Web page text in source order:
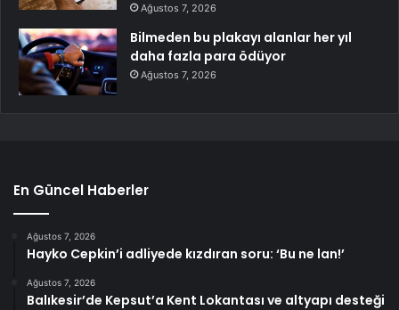
Ağustos 7, 2026
Bilmeden bu plakayı alanlar her yıl
daha fazla para ödüyor
Ağustos 7, 2026
En Güncel Haberler
Ağustos 7, 2026
Hayko Cepkin’i adliyede kızdıran soru: ‘Bu ne lan!’
Ağustos 7, 2026
Balıkesir’de Kepsut’a Kent Lokantası ve altyapı desteği